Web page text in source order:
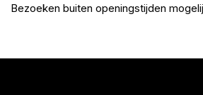
Bezoeken buiten openingstijden